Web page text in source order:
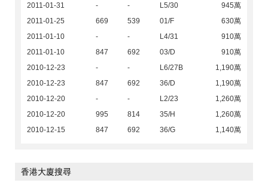
2011-01-31
- - L5/30
945萬
2011-01-25
669 539 01/F
630萬
2011-01-10
- - L4/31
910萬
2011-01-10
847 692 03/D
910萬
2010-12-23
- - L6/27B
1,190萬
2010-12-23
847 692 36/D
1,190萬
2010-12-20
- - L2/23
1,260萬
2010-12-20
995 814 35/H
1,260萬
2010-12-15
847 692 36/G 1,140萬
香港大廈搜尋